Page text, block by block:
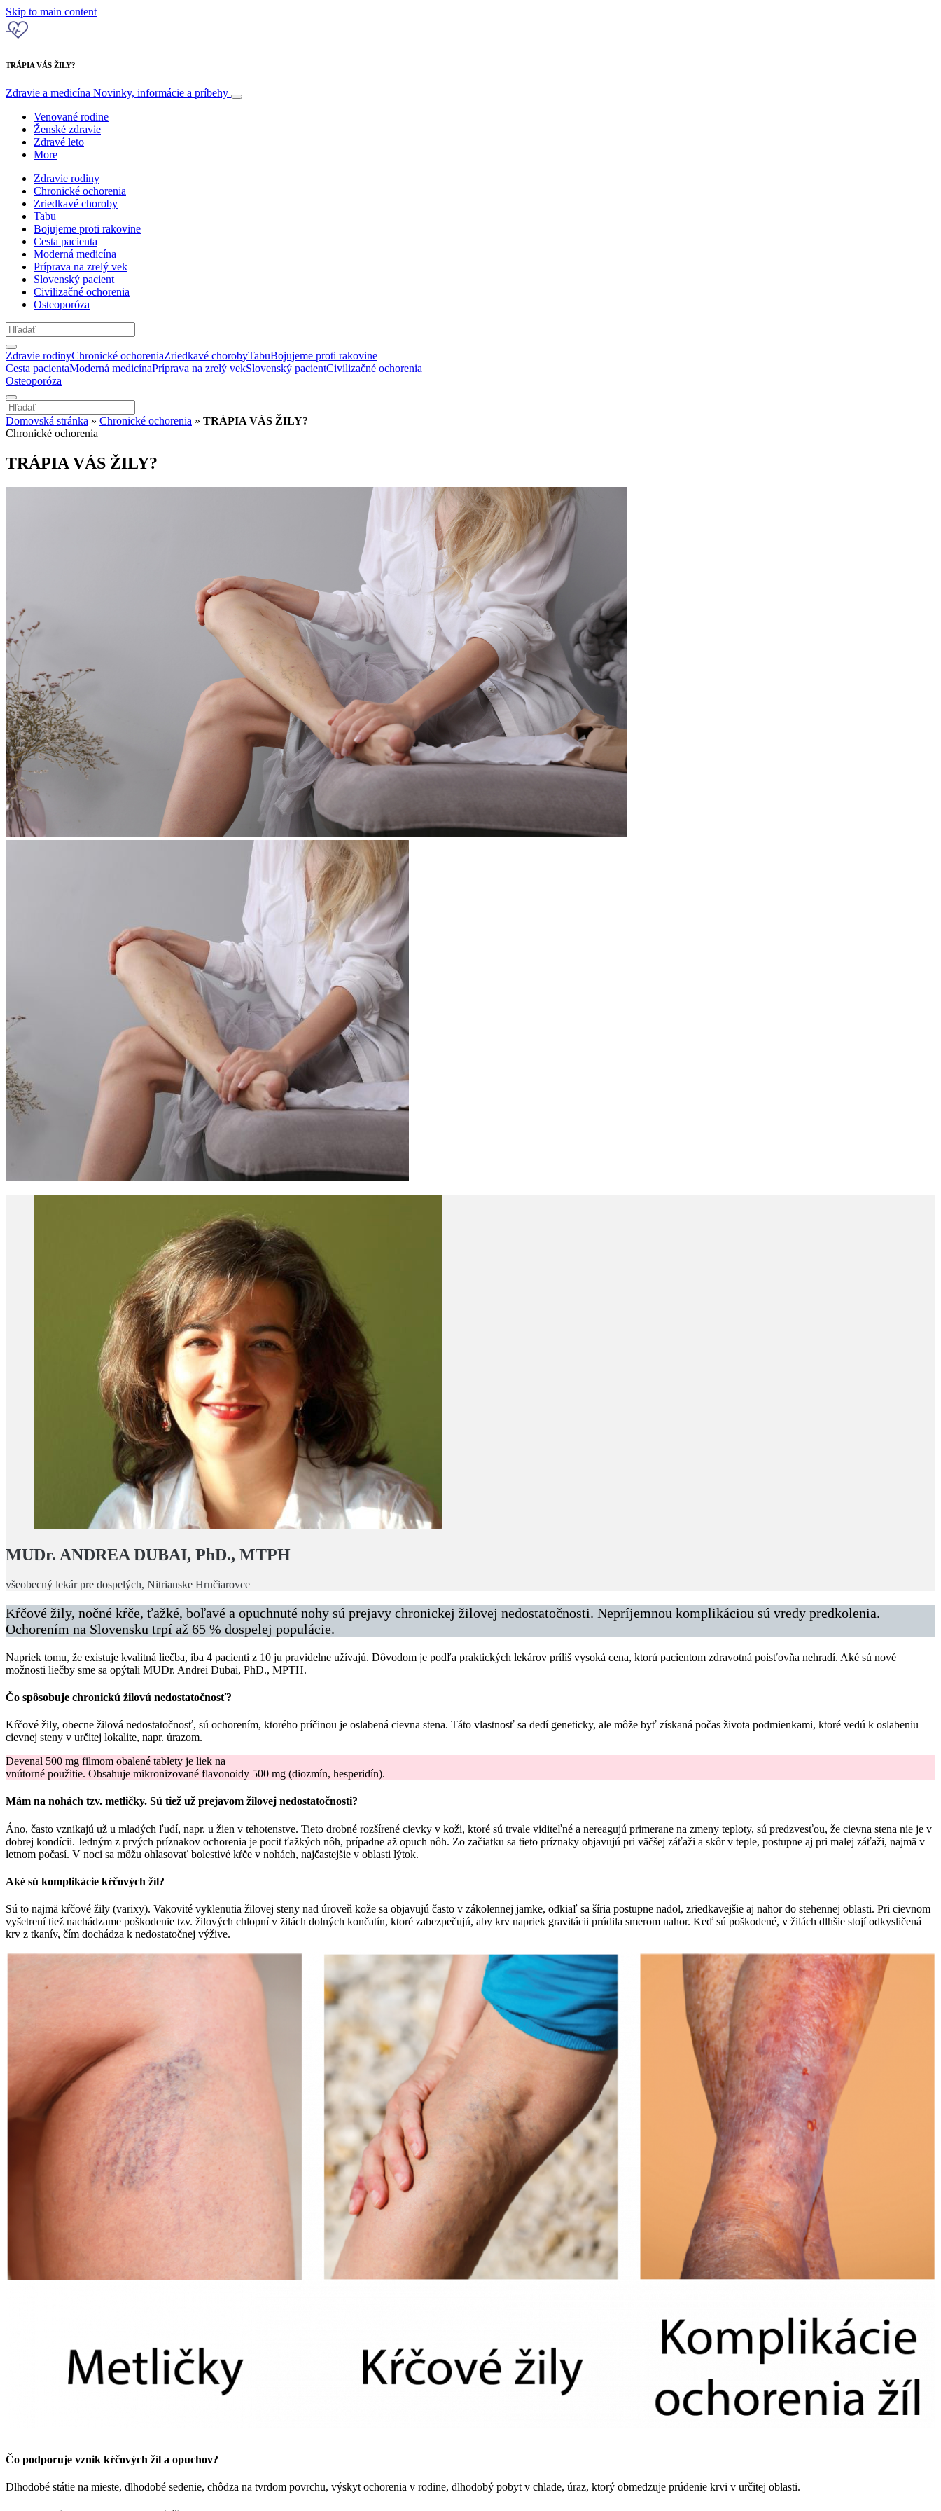
Skip to main content
TRÁPIA VÁS ŽILY?
Zdravie a medicína Novinky, informácie a príbehy
Venované rodine
Ženské zdravie
Zdravé leto
More
Zdravie rodiny
Chronické ochorenia
Zriedkavé choroby
Tabu
Bojujeme proti rakovine
Cesta pacienta
Moderná medicína
Príprava na zrelý vek
Slovenský pacient
Civilizačné ochorenia
Osteoporóza
Zdravie rodinyChronické ochoreniaZriedkavé chorobyTabuBojujeme proti rakovine
Cesta pacientaModerná medicínaPríprava na zrelý vekSlovenský pacientCivilizačné ochorenia
Osteoporóza
Domovská stránka » Chronické ochorenia » TRÁPIA VÁS ŽILY?
Chronické ochorenia
TRÁPIA VÁS ŽILY?
MUDr. ANDREA DUBAI, PhD., MTPH
všeobecný lekár pre dospelých, Nitrianske Hrnčiarovce
Kŕčové žily, nočné kŕče, ťažké, boľavé a opuchnuté nohy sú prejavy chronickej žilovej nedostatočnosti. Nepríjemnou komplikáciou sú vredy predkolenia.
Ochorením na Slovensku trpí až 65 % dospelej populácie.
Napriek tomu, že existuje kvalitná liečba, iba 4 pacienti z 10 ju pravidelne užívajú. Dôvodom je podľa praktických lekárov príliš vysoká cena, ktorú pacientom zdravotná poisťovňa nehradí. Aké sú nové
možnosti liečby sme sa opýtali MUDr. Andrei Dubai, PhD., MPTH.
Čo spôsobuje chronickú žilovú nedostatočnosť?
Kŕčové žily, obecne žilová nedostatočnosť, sú ochorením, ktorého príčinou je oslabená cievna stena. Táto vlastnosť sa dedí geneticky, ale môže byť získaná počas života podmienkami, ktoré vedú k oslabeniu
cievnej steny v určitej lokalite, napr. úrazom.
Devenal 500 mg filmom obalené tablety je liek na
vnútorné použitie. Obsahuje mikronizované flavonoidy 500 mg (diozmín, hesperidín).
Mám na nohách tzv. metličky. Sú tiež už prejavom žilovej nedostatočnosti?
Áno, často vznikajú už u mladých ľudí, napr. u žien v tehotenstve. Tieto drobné rozšírené cievky v koži, ktoré sú trvale viditeľné a nereagujú primerane na zmeny teploty, sú predzvesťou, že cievna stena nie je v
dobrej kondícii. Jedným z prvých príznakov ochorenia je pocit ťažkých nôh, prípadne až opuch nôh. Zo začiatku sa tieto príznaky objavujú pri väčšej záťaži a skôr v teple, postupne aj pri malej záťaži, najmä v
letnom počasí. V noci sa môžu ohlasovať bolestivé kŕče v nohách, najčastejšie v oblasti lýtok.
Aké sú komplikácie kŕčových žíl?
Sú to najmä kŕčové žily (varixy). Vakovité vyklenutia žilovej steny nad úroveň kože sa objavujú často v zákolennej jamke, odkiaľ sa šíria postupne nadol, zriedkavejšie aj nahor do stehennej oblasti. Pri cievnom
vyšetrení tiež nachádzame poškodenie tzv. žilových chlopní v žilách dolných končatín, ktoré zabezpečujú, aby krv napriek gravitácii prúdila smerom nahor. Keď sú poškodené, v žilách dlhšie stojí odkysličená
krv z tkanív, čím dochádza k nedostatočnej výžive.
Čo podporuje vznik kŕčových žíl a opuchov?
Dlhodobé státie na mieste, dlhodobé sedenie, chôdza na tvrdom povrchu, výskyt ochorenia v rodine, dlhodobý pobyt v chlade, úraz, ktorý obmedzuje prúdenie krvi v určitej oblasti.